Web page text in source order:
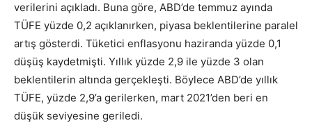
verilerini açıkladı. Buna göre, ABD’de temmuz ayında
TÜFE yüzde 0,2 açıklanırken, piyasa beklentilerine paralel
artış gösterdi. Tüketici enflasyonu haziranda yüzde 0,1
düşüş kaydetmişti. Yıllık yüzde 2,9 ile yüzde 3 olan
beklentilerin altında gerçekleşti. Böylece ABD’de yıllık
TÜFE, yüzde 2,9’a gerilerken, mart 2021’den beri en
düşük seviyesine geriledi.